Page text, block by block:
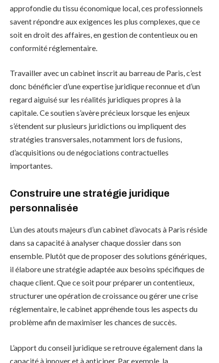
approfondie du tissu économique local, ces professionnels
savent répondre aux exigences les plus complexes, que ce
soit en droit des affaires, en gestion de contentieux ou en
conformité réglementaire.
Travailler avec un cabinet inscrit au barreau de Paris, c’est
donc bénéficier d’une expertise juridique reconnue et d’un
regard aiguisé sur les réalités juridiques propres à la
capitale. Ce soutien s’avère précieux lorsque les enjeux
s’étendent sur plusieurs juridictions ou impliquent des
stratégies transversales, notamment lors de fusions,
d’acquisitions ou de négociations contractuelles
importantes.
Construire une stratégie juridique
personnalisée
L’un des atouts majeurs d’un cabinet d’avocats à Paris réside
dans sa capacité à analyser chaque dossier dans son
ensemble. Plutôt que de proposer des solutions génériques,
il élabore une stratégie adaptée aux besoins spécifiques de
chaque client. Que ce soit pour préparer un contentieux,
structurer une opération de croissance ou gérer une crise
réglementaire, le cabinet appréhende tous les aspects du
problème afin de maximiser les chances de succès.
L’apport du conseil juridique se retrouve également dans la
capacité à innover et à anticiper. Par exemple, la